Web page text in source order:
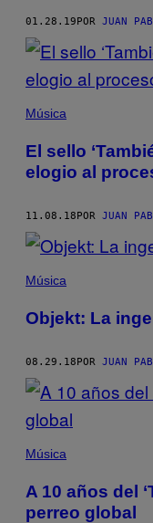
01.28.19POR JUAN
Música
El sello
elogio al
11.08.18POR JUAN
Música
Objekt: La
08.29.18POR JUAN
Música
A 10 años del
perreo global